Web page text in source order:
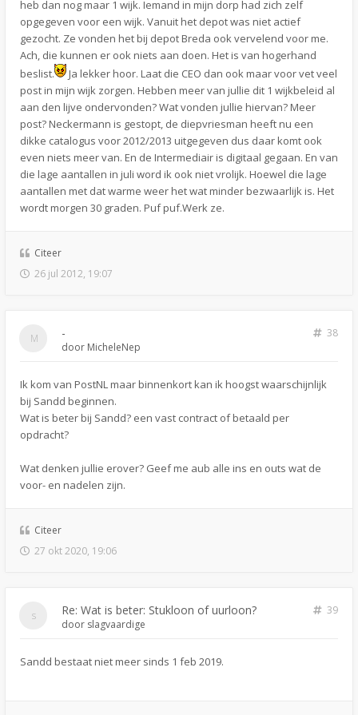
heb dan nog maar 1 wijk. Iemand in mijn dorp had zich zelf
opgegeven voor een wijk. Vanuit het depot was niet actief
gezocht. Ze vonden het bij depot Breda ook vervelend voor me.
Ach, die kunnen er ook niets aan doen. Het is van hogerhand
beslist.
Ja lekker hoor. Laat die CEO dan ook maar voor vet veel
post in mijn wijk zorgen. Hebben meer van jullie dit 1 wijkbeleid al
aan den lijve ondervonden? Wat vonden jullie hiervan? Meer
post? Neckermann is gestopt, de diepvriesman heeft nu een
dikke catalogus voor 2012/2013 uitgegeven dus daar komt ook
even niets meer van. En de Intermediair is digitaal gegaan. En van
die lage aantallen in juli word ik ook niet vrolijk. Hoewel die lage
aantallen met dat warme weer het wat minder bezwaarlijk is. Het
wordt morgen 30 graden. Puf puf.Werk ze.
Citeer
26 jul 2012, 19:07
-
38
door MicheleNep
Ik kom van PostNL maar binnenkort kan ik hoogst waarschijnlijk
bij Sandd beginnen.
Wat is beter bij Sandd? een vast contract of betaald per
opdracht?
Wat denken jullie erover? Geef me aub alle ins en outs wat de
voor- en nadelen zijn.
Citeer
27 okt 2020, 19:06
Re: Wat is beter: Stukloon of uurloon?
39
door slagvaardige
Sandd bestaat niet meer sinds 1 feb 2019.